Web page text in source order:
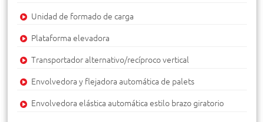
Unidad de formado de carga
Plataforma elevadora
Transportador alternativo/recíproco vertical
Envolvedora y flejadora automática de palets
Envolvedora elástica automática estilo brazo giratorio